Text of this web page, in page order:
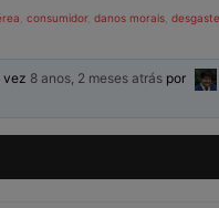
consumidor, danos morais
vez 8 anos, 2 meses atrás por